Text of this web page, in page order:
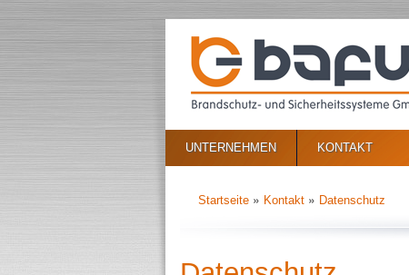
UNTERNEHMEN KONTAKT
Startseite » Kontakt » Datenschutz